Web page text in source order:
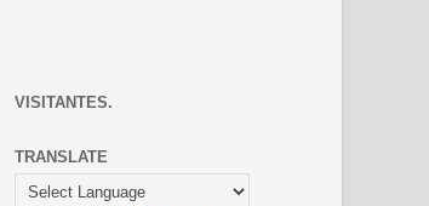
VISITANTES.
TRANSLATE